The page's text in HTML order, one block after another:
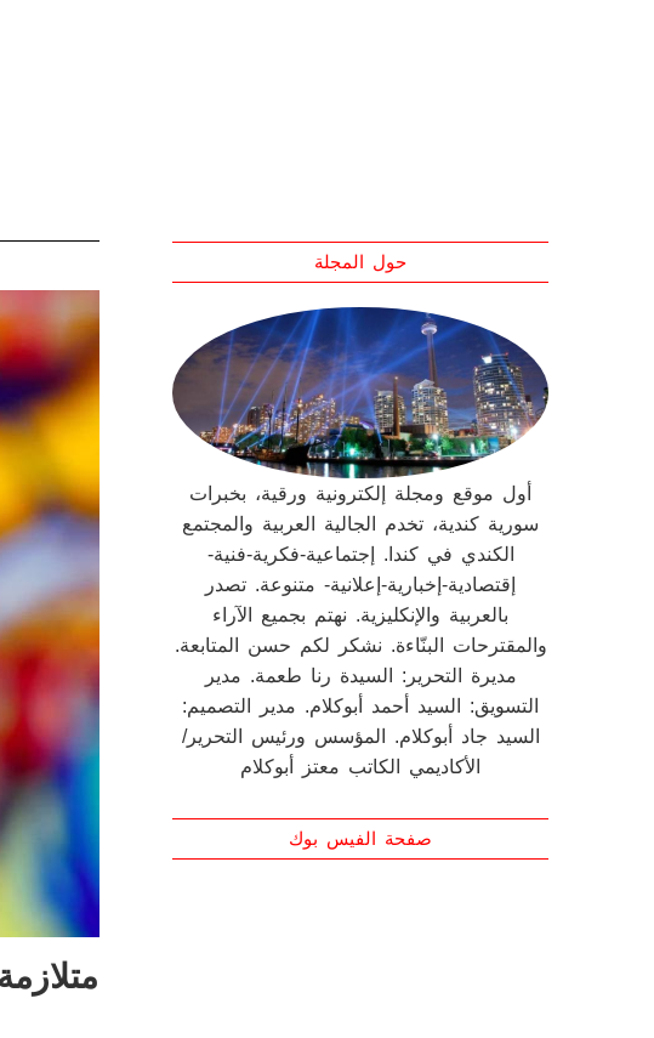
حول المجلة
أول موقع ومجلة إلكترونية ورقية، بخبرات
سورية كندية، تخدم الجالية العربية والمجتمع
الكندي في كندا. إجتماعية-فكرية-فنية-
إقتصادية-إخبارية-إعلانية- متنوعة. تصدر
بالعربية والإنكليزية. نهتم بجميع الآراء
والمقترحات البنّاءة. نشكر لكم حسن المتابعة.
مديرة التحرير: السيدة رنا طعمة. مدير
التسويق: السيد أحمد أبوكلام. مدير التصميم:
السيد جاد أبوكلام. المؤسس ورئيس التحرير/
الأكاديمي الكاتب معتز أبوكلام
صفحة الفيس بوك